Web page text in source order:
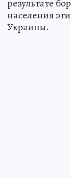
результате
населения
Украины.